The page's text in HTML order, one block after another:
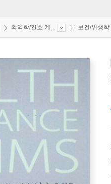
의약학/간호 계... 보건/위생학